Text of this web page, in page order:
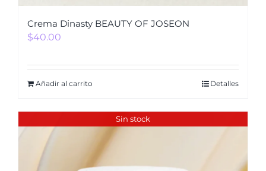
Crema Dinasty BEAUTY OF JOSEON
$40.00
Añadir al carrito Detalles
Sin stock